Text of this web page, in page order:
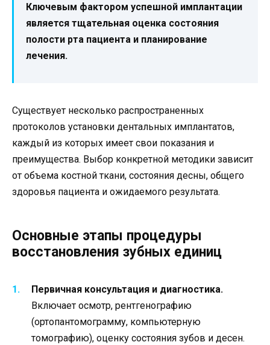
Ключевым фактором успешной имплантации
является тщательная оценка состояния
полости рта пациента и планирование
лечения.
Существует несколько распространенных
протоколов установки дентальных имплантатов,
каждый из которых имеет свои показания и
преимущества. Выбор конкретной методики зависит
от объема костной ткани, состояния десны, общего
здоровья пациента и ожидаемого результата.
Основные этапы процедуры
восстановления зубных единиц
Первичная консультация и диагностика.
Включает осмотр, рентгенографию
(ортопантомограмму, компьютерную
томографию), оценку состояния зубов и десен.